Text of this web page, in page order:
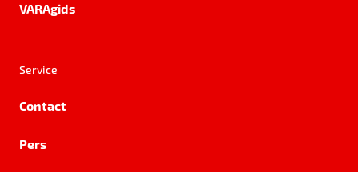
VARAgids
Service
Contact
Pers